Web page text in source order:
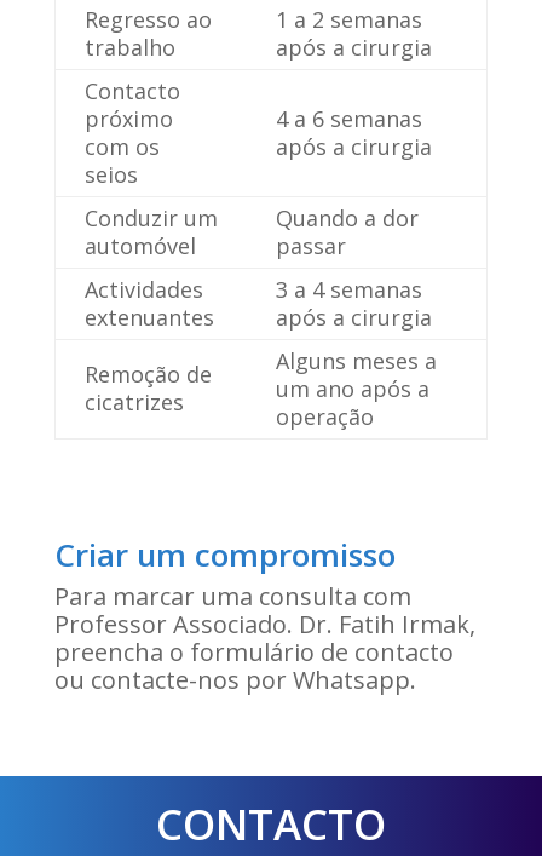
Regresso ao
trabalho
1 a 2 semanas
após a cirurgia
Contacto
próximo
com os
seios
4 a 6 semanas
após a cirurgia
Conduzir um
automóvel
Quando a dor
passar
Actividades
extenuantes
3 a 4 semanas
após a cirurgia
Remoção de
cicatrizes
Alguns meses a
um ano após a
operação
Criar um compromisso
Para marcar uma consulta com
Professor Associado. Dr. Fatih Irmak,
preencha o formulário de contacto
ou contacte-nos por Whatsapp.
CONTACTO